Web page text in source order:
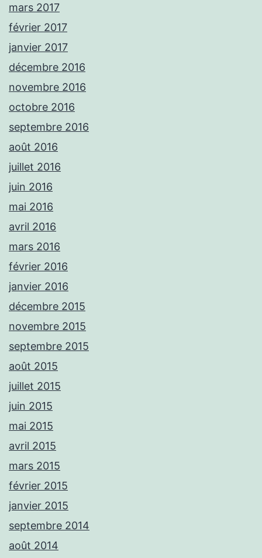
mars 2017
février 2017
janvier 2017
décembre 2016
novembre 2016
octobre 2016
septembre 2016
août 2016
juillet 2016
juin 2016
mai 2016
avril 2016
mars 2016
février 2016
janvier 2016
décembre 2015
novembre 2015
septembre 2015
août 2015
juillet 2015
juin 2015
mai 2015
avril 2015
mars 2015
février 2015
janvier 2015
septembre 2014
août 2014